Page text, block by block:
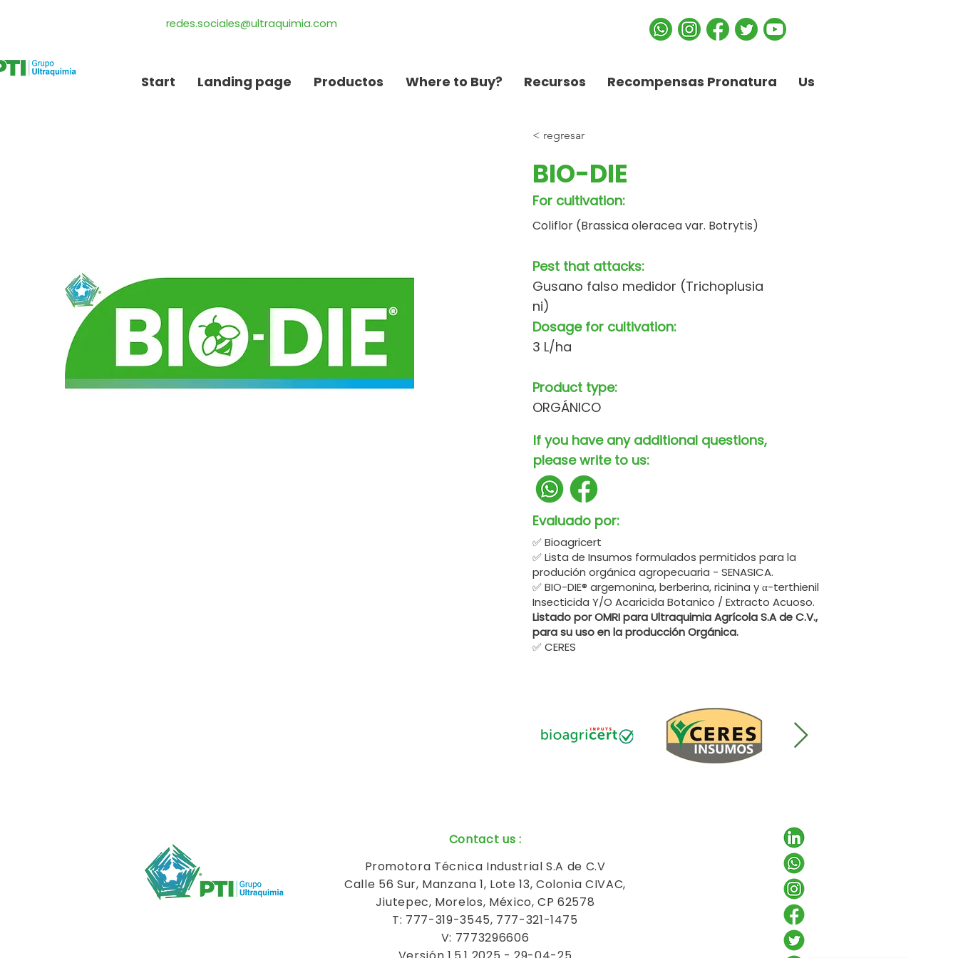
redes.sociales@ultraquimia.com
Start Landing page Productos Where to Buy? Recursos Recompensas Pronatura Us
< regresar
BIO-DIE
For cultivation:
Coliflor (Brassica oleracea var. Botrytis)
Pest that attacks:
Gusano falso medidor (Trichoplusia
ni)
Dosage for cultivation:
3 L/ha
Product type:
ORGÁNICO
If you have any additional questions,
please write to us:
Evaluado por:
✅ Bioagricert
✅ Lista de Insumos formulados permitidos para la
produción orgánica agropecuaria - SENASICA.
✅ BIO-DIE® argemonina, berberina, ricinina y α-terthienil
Insecticida Y/O Acaricida Botanico / Extracto Acuoso.
Listado por OMRI para Ultraquimia Agrícola S.A de C.V.,
para su uso en la producción Orgánica.
✅ CERES
Contact us :
Promotora Técnica Industrial S.A de C.V
Calle 56 Sur, Manzana 1, Lote 13, Colonia CIVAC,
Jiutepec, Morelos, México, CP 62578
T: 777-319-3545, 777-321-1475
V: 7773296606